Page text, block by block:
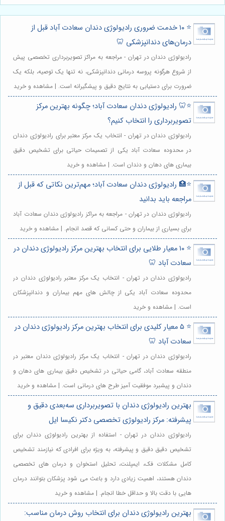
⭐️ ۱۰ خدمت ضروری رادیولوژی دندان سعادت آباد قبل از
درمان‌های دندانپزشکی 🦷
رادیولوژی دندان در تهران - مراجعه به مراکز تصویربرداری تخصصی پیش
از شروع هرگونه پروسه درمانی دندانپزشکی، نه تنها یک توصیه، بلکه یک
ضرورت برای دستیابی به نتایج دقیق و پیشگیرانه است. | مشاهده و خرید
⭐️🦷 رادیولوژی دندان سعادت آباد؛ چگونه بهترین مرکز
تصویربرداری را انتخاب کنیم؟
رادیولوژی دندان در تهران - انتخاب یک مرکز معتبر برای رادیولوژی دندان
در محدوده سعادت آباد یکی از تصمیمات حیاتی برای تشخیص دقیق
بیماری های دهان و دندان است. | مشاهده و خرید
⭐️🏥 رادیولوژی دندان سعادت آباد؛ مهم‌ترین نکاتی که قبل از
مراجعه باید بدانید
رادیولوژی دندان در تهران - مراجعه به مراکز رادیولوژی دندان سعادت آباد
برای بسیاری از بیماران و حتی کسانی که قصد انجام. | مشاهده و خرید
⭐️ ۱۰ معیار طلایی برای انتخاب بهترین مرکز رادیولوژی دندان در
سعادت آباد 🦷
رادیولوژی دندان در تهران - انتخاب یک مرکز معتبر رادیولوژی دندان در
محدوده سعادت آباد یکی از چالش های مهم بیماران و دندانپزشکان
است. | مشاهده و خرید
⭐️ ۵ معیار کلیدی برای انتخاب بهترین مرکز رادیولوژی دندان در
سعادت آباد 🦷
رادیولوژی دندان در تهران - انتخاب یک مرکز رادیولوژی دندان معتبر در
منطقه سعادت آباد، گامی حیاتی در تشخیص دقیق بیماری های دهان و
دندان و پیشبرد موفقیت آمیز طرح های درمانی است. | مشاهده و خرید
بهترین رادیولوژی دندان با تصویربرداری سه‌بعدی دقیق و
پیشرفته: مرکز رادیولوژی تخصصی دکتر نکیسا ایل
رادیولوژی دندان در تهران - استفاده از بهترین رادیولوژی دندان برای
تشخیص دقیق دقیق و پیشرفته، به ویژه برای افرادی که نیازمند تشخیص
کامل مشکلات فک، ایمپلنت، تحلیل استخوان و درمان های تخصصی
دندان هستند، اهمیت زیادی دارد و باعث می شود پزشکان بتوانند درمان
هایی با دقت بالا و حداقل خطا انجام. | مشاهده و خرید
بهترین رادیولوژی دندان برای انتخاب روش درمان مناسب: